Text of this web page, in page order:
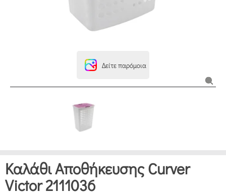
Δείτε παρόμοια
Καλάθι Αποθήκευσης Curver
Victor 2111036